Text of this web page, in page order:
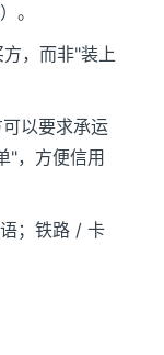
。
，而非"装上
以要求承运
"，方便信用
；铁路 / 卡